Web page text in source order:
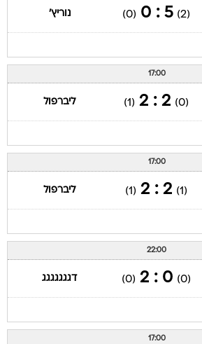
(2)
5 : 0
(0) נוריץ'
17:00
(0)
2 : 2
(1) ליברפול
17:00
(1)
2 : 2
(1) ליברפול
22:00
(0)
0 : 2
(0) דגגגגגגג
17:00